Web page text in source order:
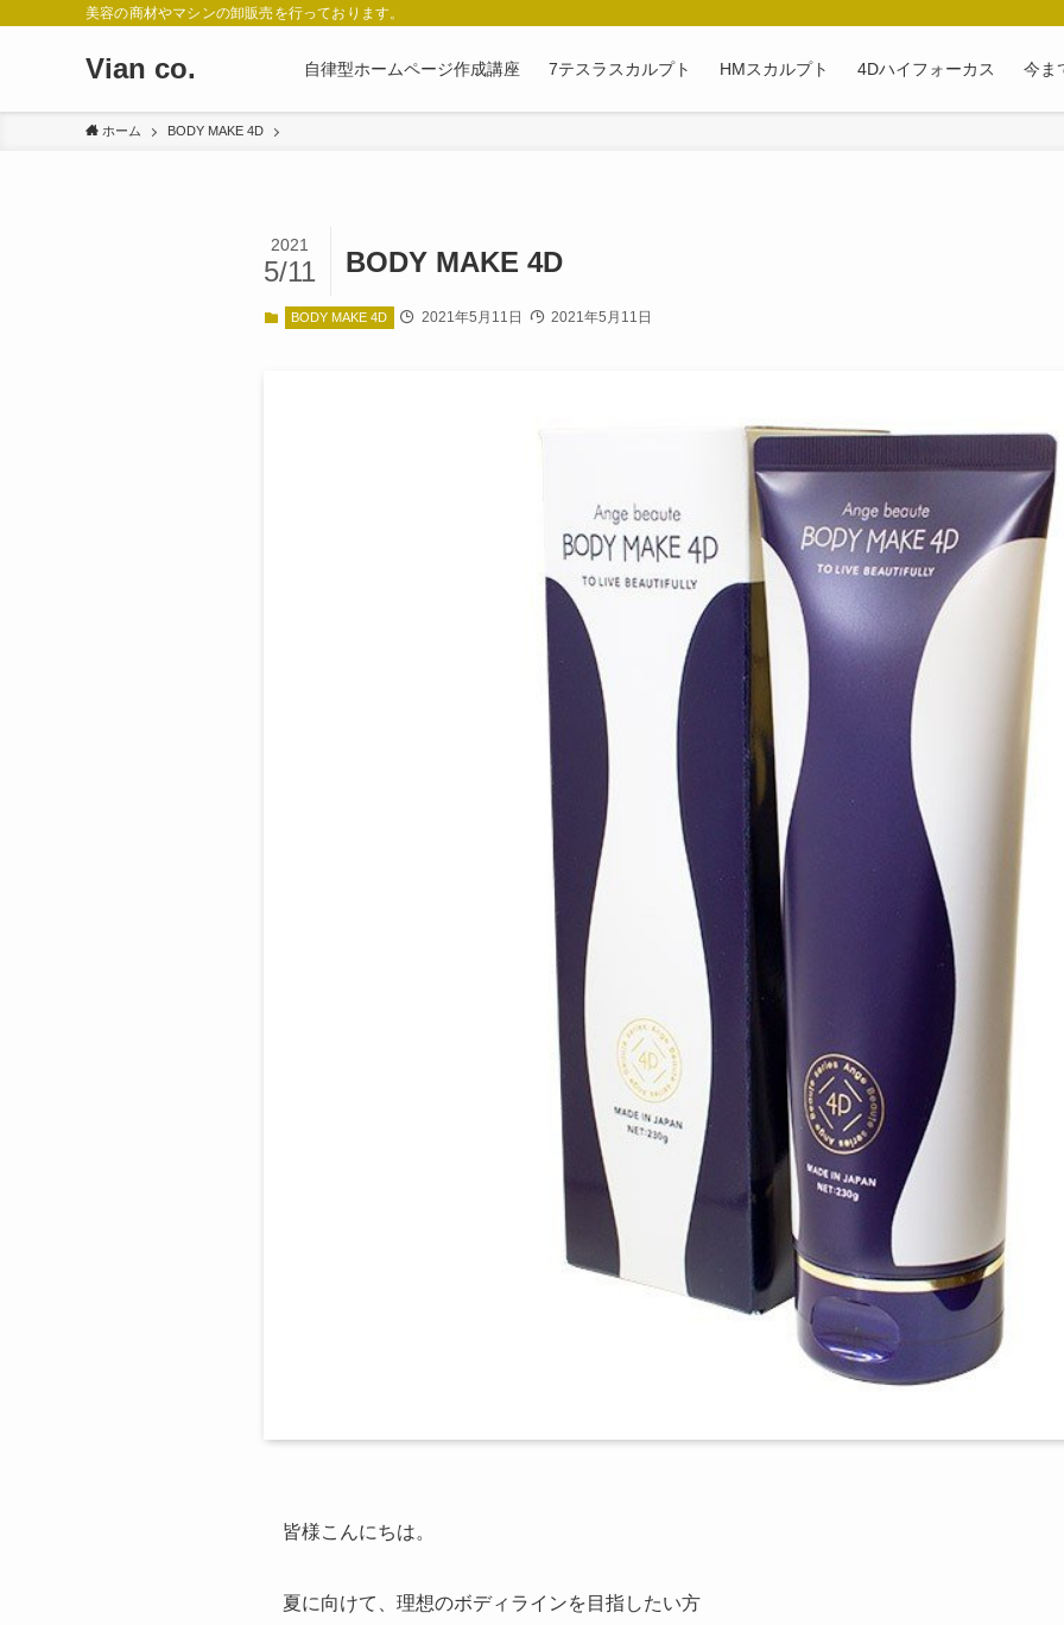
美容の商材やマシンの卸販売を行っております。
Vian co. 自律型ホームページ作成講座 7テスラスカルプト HMスカルプト 4Dハイフォーカス 今ま
ホーム BODY MAKE 4D
BODY MAKE 4D
2021
5/11
BODY MAKE 4D 2021年5月11日 2021年5月11日
皆様こんにちは。
夏に向けて、理想のボディラインを目指したい方